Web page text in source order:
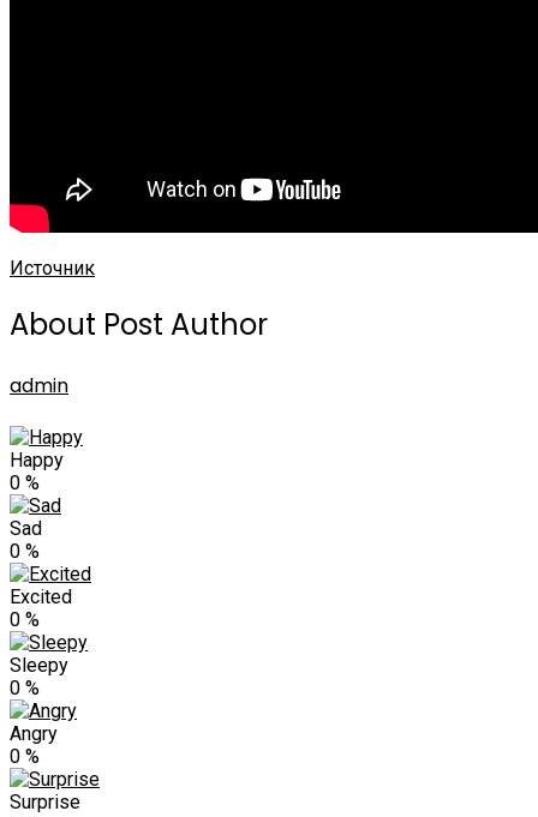
Источник
About Post Author
admin
Happy
0 %
Sad
0 %
Excited
0 %
Sleepy
0 %
Angry
0 %
Surprise